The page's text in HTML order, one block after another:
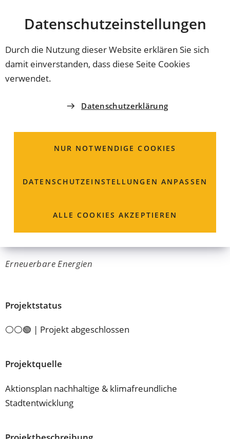
Datenschutz­einstellungen
Durch die Nutzung dieser Website erklären Sie sich
damit einverstanden, dass diese Seite Cookies
verwendet.
Datenschutzerklärung
NUR NOTWENDIGE COOKIES
DATENSCHUTZ­EINSTELLUNGEN ANPASSEN
ALLE COOKIES AKZEPTIEREN
INHALT ANSPRINGEN
Coburg
Regionale
Stromplattform
Erneuerbare Energien
Projektstatus
⚪⚪🟢 | Projekt abgeschlossen
Projektquelle
Aktionsplan nachhaltige & klimafreundliche
Stadtentwicklung